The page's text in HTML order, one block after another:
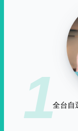
1全台自